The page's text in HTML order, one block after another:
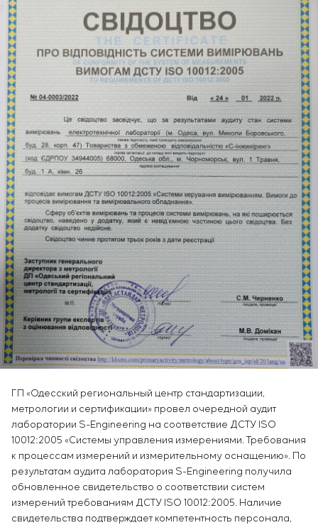
ГП «Одесский региональный центр стандартизации,
метрологии и сертификации» провел очередной аудит
лаборатории S-Engineering на соответствие ДСТУ ISO
10012:2005 «Системы управления измерениями. Требования
к процессам измерений и измерительному оснащению». По
результатам аудита лаборатория S-Engineering получила
обновленное свидетельство о соответствии систем
измерений требованиям ДСТУ ISO 10012:2005. Наличие
свидетельства подтверждает компетентность персонала,